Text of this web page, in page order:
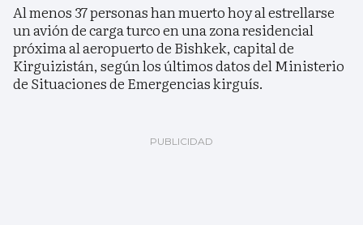
Al menos 37 personas han muerto hoy al estrellarse
un avión de carga turco en una zona residencial
próxima al aeropuerto de Bishkek, capital de
Kirguizistán, según los últimos datos del Ministerio
de Situaciones de Emergencias kirguís.